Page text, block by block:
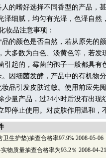
的嗜好选择不同香型的产品，
泽细腻，均匀有光泽，色泽自然
品注意事项：
的颜色是否自然，若从原先的
大多数为白色、淡黄色等，若
引起的，霉菌的孢子一般都具有
因细菌发酵，产品中的有机物
品引发皮肤过敏。使用前应先
少量产品，过24小时后没有出
即停止使用。对皮肤作用温和，
卫生护垫)抽查合格率97.9% 2008-05-06
物质量抽查合格率为93.2％ 2008-04-21